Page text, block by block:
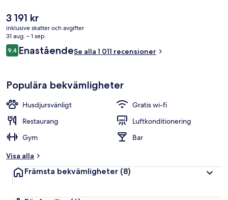
bara tio minuters promenad härifrån. Andra resenärer uppskattar
den hjälpsamma personalen och läget. Kollektivtrafik finns i
närheten. Till Princes Street spårvagnshållplats är det inte mer än 12
minuters promenad.
Det
nuvarande
priset
är
3 191 kr
3 191 kr
inklusive skatter och avgifter
31 aug. – 1 sep.
Recensioner
9,49,4 av 10,
EnaståendeSe alla 1 011 recensioner
Populära bekvämligheter
Husdjursvänligt
Gratis wi-fi
Restaurang
Luftkonditionering
Gym
Bar
Visa alla
Främsta bekvämligheter (8)